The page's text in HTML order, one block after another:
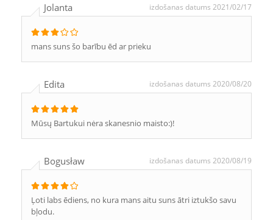
Jolanta izdošanas datums 2021/02/17
mans suns šo barību ēd ar prieku
Edita izdošanas datums 2020/08/20
Mūsų Bartukui nėra skanesnio maisto:)!
Bogusław izdošanas datums 2020/08/19
Ļoti labs ēdiens, no kura mans aitu suns ātri iztukšo savu
bļodu.